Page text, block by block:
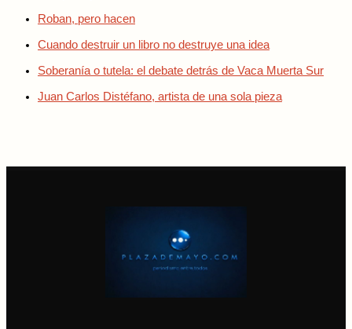
Roban, pero hacen
Cuando destruir un libro no destruye una idea
Soberanía o tutela: el debate detrás de Vaca Muerta Sur
Juan Carlos Distéfano, artista de una sola pieza